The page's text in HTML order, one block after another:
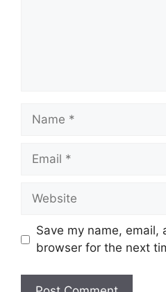
Name
Email
Website
Save my name, email,
browser for the next